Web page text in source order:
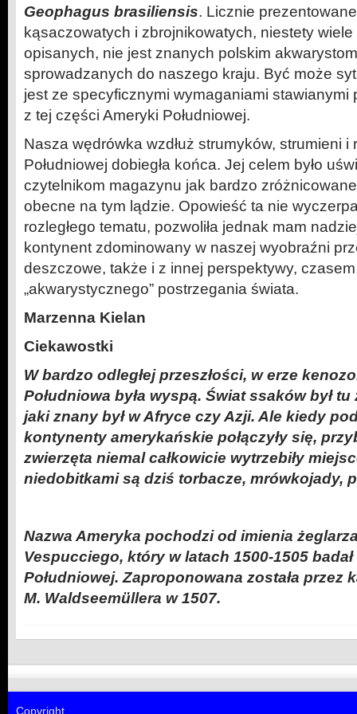
Geophagus brasiliensis. Licznie
kąsaczowatych i zbrojnikowatych, niestety
opisanych, nie jest znanych polskim
sprowadzanych do naszego kraju. Być może
jest ze specyficznymi wymaganiami stawianymi
z tej części Ameryki Południowej.
Nasza wędrówka wzdłuż strumyków, strumieni i
Południowej dobiegła końca. Jej celem było
czytelnikom magazynu jak bardzo
obecne na tym lądzie. Opowieść ta nie
rozległego tematu, pozwoliła jednak mam
kontynent zdominowany w naszej wyobraźni
deszczowe, także i z innej perspektywy,
„akwarystycznego” postrzegania świata.
Marzenna Kielan
Ciekawostki
W bardzo odległej przeszłości, w erze
Południowa była wyspą. Świat ssaków był
jaki znany był w Afryce czy Azji. Ale kiedy
kontynenty amerykańskie połączyły się,
zwierzęta niemal całkowicie wytrzebiły
niedobitkami są dziś torbacze, mrówkojady,
Nazwa Ameryka pochodzi od imienia
Vespucciego, który w latach 1500-1505
Południowej. Zaproponowana została przez
M. Waldseemüllera w 1507.
Copyright